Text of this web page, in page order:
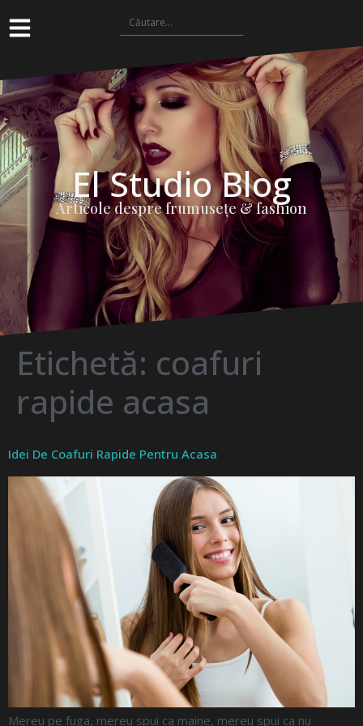
El Studio Blog
Articole despre frumuseţe & fashion
Etichetă: coafuri
rapide acasa
Idei De Coafuri Rapide Pentru Acasa
Mereu pe fuga, mereu spui ca maine, mereu spui ca nu